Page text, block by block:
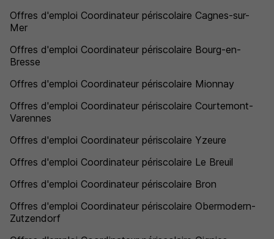
Offres d'emploi Coordinateur périscolaire Cagnes-sur-
Mer
Offres d'emploi Coordinateur périscolaire Bourg-en-
Bresse
Offres d'emploi Coordinateur périscolaire Mionnay
Offres d'emploi Coordinateur périscolaire Courtemont-
Varennes
Offres d'emploi Coordinateur périscolaire Yzeure
Offres d'emploi Coordinateur périscolaire Le Breuil
Offres d'emploi Coordinateur périscolaire Bron
Offres d'emploi Coordinateur périscolaire Obermodern-
Zutzendorf